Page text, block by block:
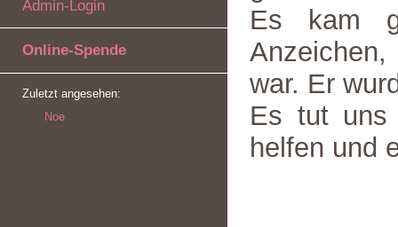
Admin-Login
Online-Spende
Zuletzt angesehen:
Noe
Es kam
war. Er
Es tut uns
helfen und